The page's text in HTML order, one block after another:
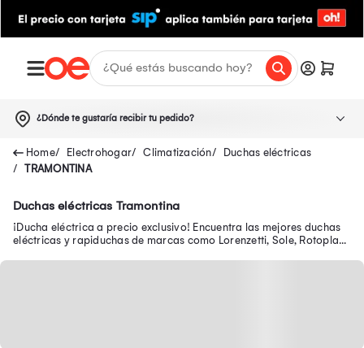
¿Dónde te gustaría recibir tu pedido?
Electrohogar Climatización
Duchas eléctricas
TRAMONTINA
Duchas eléctricas Tramontina
¡Ducha eléctrica a precio exclusivo! Encuentra las mejores duchas
eléctricas y rapiduchas de marcas como Lorenzetti, Sole, Rotoplas,